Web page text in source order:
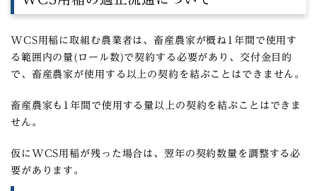
WCS用稲に取組む農業者は、畜産農家が概ね1年間で使用す
る範囲内の量(ロール数)で契約する必要があり、交付金目的
で、畜産農家が使用する以上の契約を結ぶことはできません。
畜産農家も1年間で使用する量以上の契約を結ぶことはできま
せん。
仮にWCS用稲が残った場合は、翌年の契約数量を調整する必
要があります。